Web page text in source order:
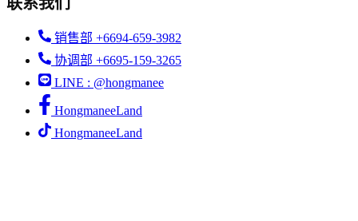
销售部 +6694-659-3982
协调部 +6695-159-3265
LINE : @hongmanee
HongmaneeLand
HongmaneeLand